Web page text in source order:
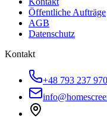
Öffentliche Aufträge
AGB
Datenschutz
Kontakt
+48 793 237 970